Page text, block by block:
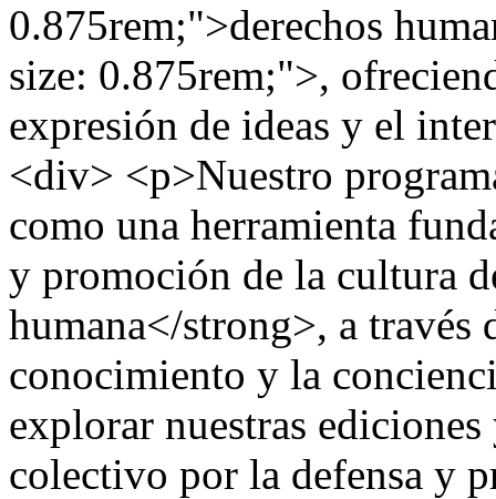
0.875rem;">derechos
size: 0.875rem;">,
expresión de ideas y el
<div> <p>Nuestro
como una herramienta
y promoción de la cultura
humana</strong>, a través
conocimiento y la
explorar nuestras
colectivo por la defensa y